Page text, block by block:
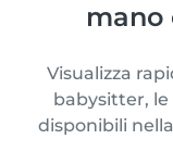
mano
Visualizza
babysitter,
disponibili